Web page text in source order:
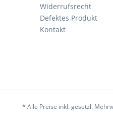
Widerrufsrecht
Defektes Produkt
Kontakt
* Alle Preise inkl. gesetzl.